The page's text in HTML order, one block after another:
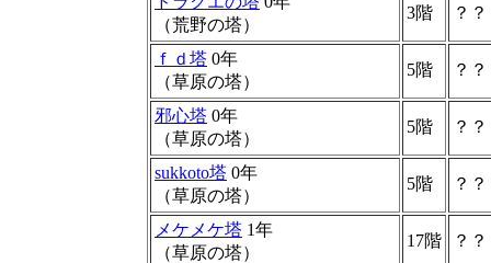
（荒野の塔）
3階 ？
ｆｄ塔 0年
（草原の塔）
5階 ？
邪心塔 0年
（草原の塔）
5階 ？
sukkoto塔 0年
（草原の塔）
5階 ？
メケメケ塔 1年
（草原の塔）
17階 ？